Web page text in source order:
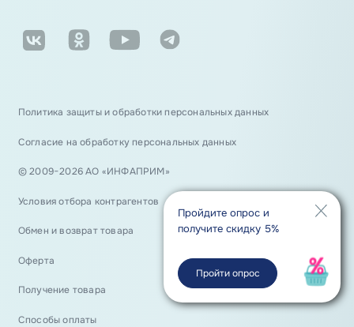
Пройдите опрос и
получите скидку 5%
Пройти опрос
Политика защиты и обработки персональных данных
Согласие на обработку персональных данных
© 2009−2026 АО «ИНФАПРИМ»
Условия отбора контрагентов
Обмен и возврат товара
Оферта
Получение товара
Способы оплаты